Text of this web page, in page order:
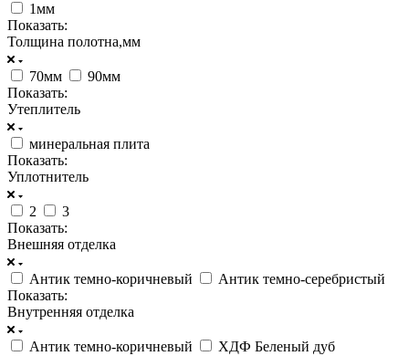
1мм
Показать:
Толщина полотна,мм
70мм
90мм
Показать:
Утеплитель
минеральная плита
Показать:
Уплотнитель
2
3
Показать:
Внешняя отделка
Антик темно-коричневый
Антик темно-серебристый
Показать:
Внутренняя отделка
Антик темно-коричневый
ХДФ Беленый дуб